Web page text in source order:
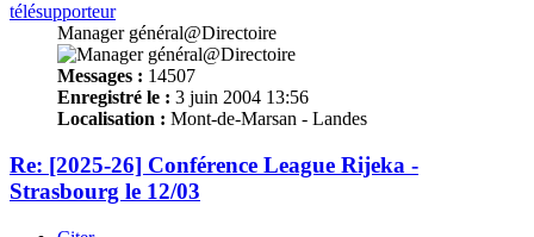
télésupporteur
Manager général@Directoire
Messages : 14507
Enregistré le : 3 juin 2004 13:56
Localisation : Mont-de-Marsan - Landes
Re: [2025-26] Conférence League Rijeka -
Strasbourg le 12/03